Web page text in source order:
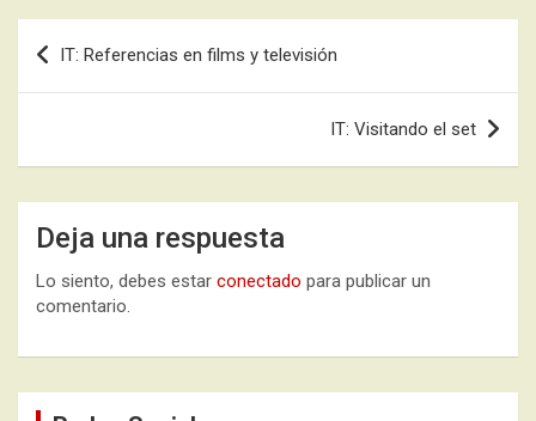
Navegación
de
IT: Referencias en films y televisión
IT: Visitando el set
Deja una respuesta
Lo siento, debes estar conectado para publicar un
comentario.